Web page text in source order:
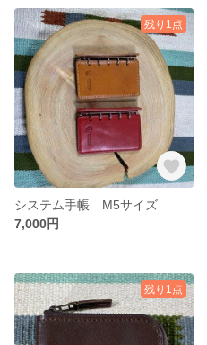
残り1点
システム手帳 М5サイズ
7,000円
残り1点